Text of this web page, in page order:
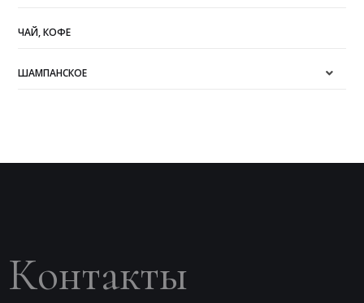
ЧАЙ, КОФЕ
ШАМПАНСКОЕ
Контакты